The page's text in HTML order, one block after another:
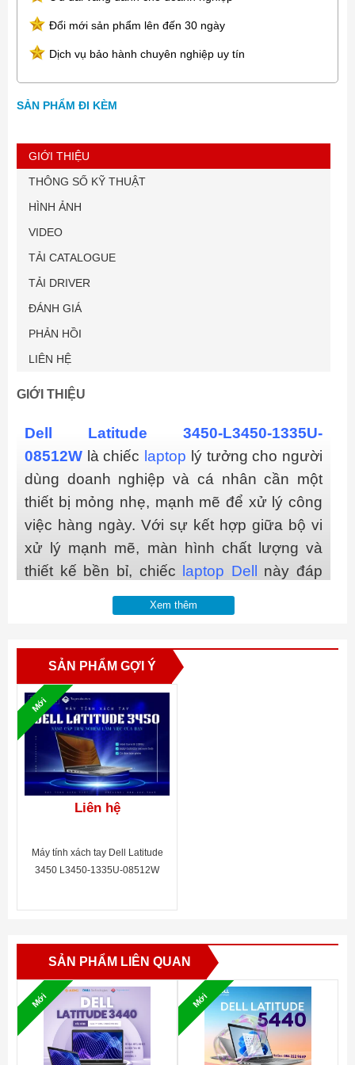
Đổi mới sản phẩm lên đến 30 ngày
Dịch vụ bảo hành chuyên nghiệp uy tín
SẢN PHẨM ĐI KÈM
GIỚI THIỆU
THÔNG SỐ KỸ THUẬT
HÌNH ẢNH
VIDEO
TẢI CATALOGUE
TẢI DRIVER
ĐÁNH GIÁ
PHẢN HỒI
LIÊN HỆ
GIỚI THIỆU
Dell Latitude 3450-L3450-1335U-
08512W là chiếc laptop lý tưởng cho người
dùng doanh nghiệp và cá nhân cần một
thiết bị mỏng nhẹ, mạnh mẽ để xử lý công
việc hàng ngày. Với sự kết hợp giữa bộ vi
xử lý mạnh mẽ, màn hình chất lượng và
thiết kế bền bỉ, chiếc
laptop Dell
này đáp
ứng tốt các nhu cầu công việc từ văn
phòng đến di chuyển linh hoạt.
việc
ChiếcDell Latitude 3450được trang bị bộ
vi xử lý Intel Core i5-1335U thế hệ mới, tốc
độ tối đa 4.6GHz và bộ nhớ đệm 12MB,
mang lại khả năng xử lý nhanh chóng,
mượt mà. Với cấu hình này, máy có thể dễ
dàng đảm nhận các tác vụ văn phòng, xử
Xem thêm
SẢN PHẨM GỢI Ý
Mới
Liên hệ
Máy tính xách tay Dell Latitude
3450 L3450-1335U-08512W
SẢN PHẨM LIÊN QUAN
Mới Mới